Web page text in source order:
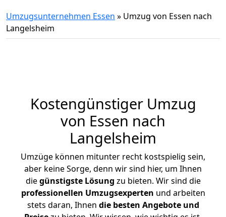
Umzugsunternehmen Essen » Umzug von Essen nach
Langelsheim
Kostengünstiger Umzug
von Essen nach
Langelsheim
Umzüge können mitunter recht kostspielig sein,
aber keine Sorge, denn wir sind hier, um Ihnen
diegünstigste Lösung zu bieten. Wir sind die
professionellen Umzugsexperten und arbeiten
stets daran, Ihnen die besten Angebote und